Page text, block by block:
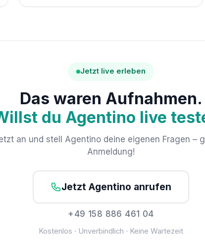
Jetzt live erleben
Das waren Aufnahmen.
du Agentino live
an und stell Agentino deine eigenen Fragen –
Anmeldung!
Jetzt Agentino anrufen
+49 158 886 461 04
Kostenlos · Unverbindlich · Keine Wartezeit